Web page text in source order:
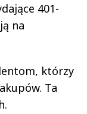
401-
na
którzy
Ta